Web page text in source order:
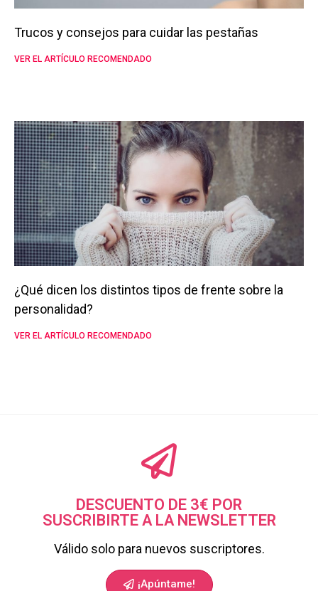
Trucos y consejos para cuidar las pestañas
VER EL ARTÍCULO RECOMENDADO
¿Qué dicen los distintos tipos de frente sobre la
personalidad?
VER EL ARTÍCULO RECOMENDADO
DESCUENTO DE 3€ POR
SUSCRIBIRTE A LA NEWSLETTER
Válido solo para nuevos suscriptores.
¡Apúntame!